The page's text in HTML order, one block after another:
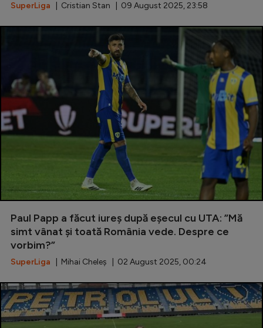
SuperLiga | Cristian Stan | 09 August 2025, 23:58
Paul Papp a făcut iureș după eșecul cu UTA: ”Mă
simt vânat și toată România vede. Despre ce
vorbim?”
SuperLiga | Mihai Cheleș | 02 August 2025, 00:24